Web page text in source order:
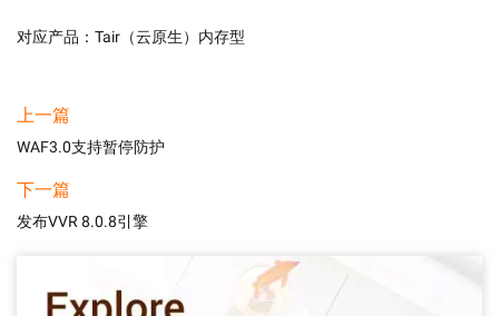
上一篇
WAF3.0支持暂停防护
下一篇
发布VVR 8.0.8引擎